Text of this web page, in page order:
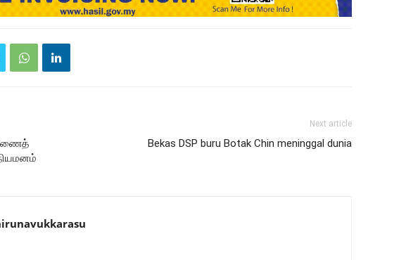
Next article
Bekas DSP buru Botak Chin meninggal dunia